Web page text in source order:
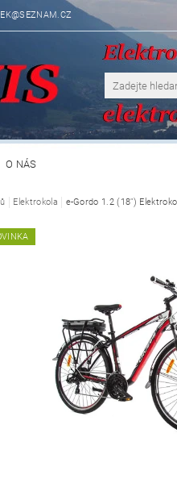
O NÁS
Elektrokola e-Gordo 1.2 (18")